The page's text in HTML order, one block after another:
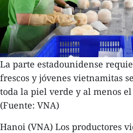
La parte estadounidense
frescos y jóvenes vietnamitas
toda la piel verde y al menos
(Fuente: VNA)
Hanoi (VNA) Los productores